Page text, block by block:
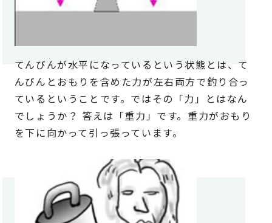
てんびんが水平になっているという状態とは、て
んびんとおもりを含めた力が左右両方で釣り合っ
ているということです。ではその「力」とはなん
でしょうか？ 答えは「重力」です。重力がおもり
を下に向かって引っ張っています。